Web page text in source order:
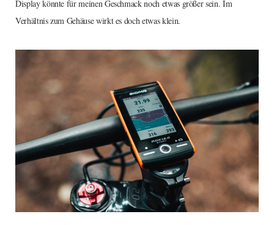
Display könnte für meinen Geschmack noch etwas größer sein. Im
Verhältnis zum Gehäuse wirkt es doch etwas klein.